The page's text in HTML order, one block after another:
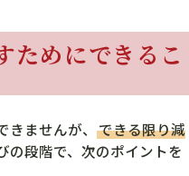
ためにできるこ
ませんが、 できる限り減
の段階で、次のポイントを